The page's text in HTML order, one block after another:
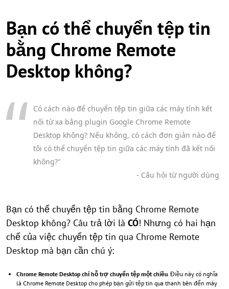
Bạn có thể chuyển tệp tin
bằng Chrome Remote
Desktop không?
Có cách nào để chuyển tệp tin giữa các máy tính kết
nối từ xa bằng plugin Google Chrome Remote
Desktop không? Nếu không, có cách đơn giản nào để
tôi có thể chuyển tệp tin giữa các máy tính đã kết nối
không?"
- Câu hỏi từ người dùng
Bạn có thể chuyển tệp tin bằng Chrome Remote
Desktop không? Câu trả lời là CÓ! Nhưng có hai hạn
chế của việc chuyển tệp tin qua Chrome Remote
Desktop mà bạn cần chú ý:
Chrome Remote Desktop chỉ hỗ trợ chuyển tệp một chiều. Điều này có nghĩa
là Chrome Remote Desktop cho phép bạn gửi tệp tin qua thanh bên đến máy